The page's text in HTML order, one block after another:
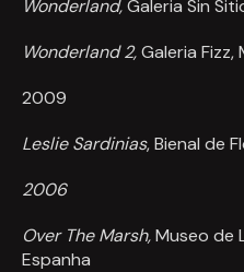
Wonderland,Galeria Sin
Wonderland 2,Galeria Fizz,
2009
Leslie Sardinias, Bienal de
2006
Over The Marsh,Museo de
Espanha